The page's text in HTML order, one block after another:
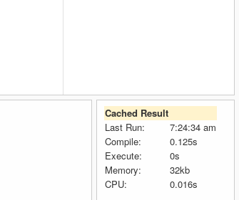
Cached Result
Last Run:
7:24:34 am
Compile:
0.125s
Execute:
0s
Memory:
32kb
CPU:
0.016s